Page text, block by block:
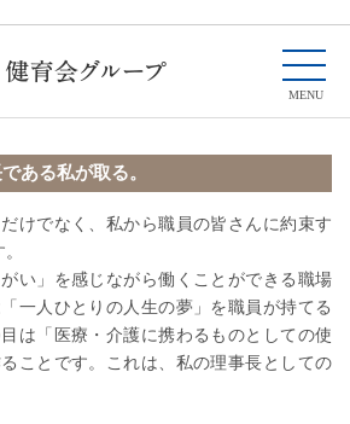
ある私が取る。
けでなく、私から職員の皆さんに約束す
い」を感じながら働くことができる職場
一人ひとりの人生の夢」を職員が持てる
は「医療・介護に携わるものとしての使
ことです。これは、私の理事長としての